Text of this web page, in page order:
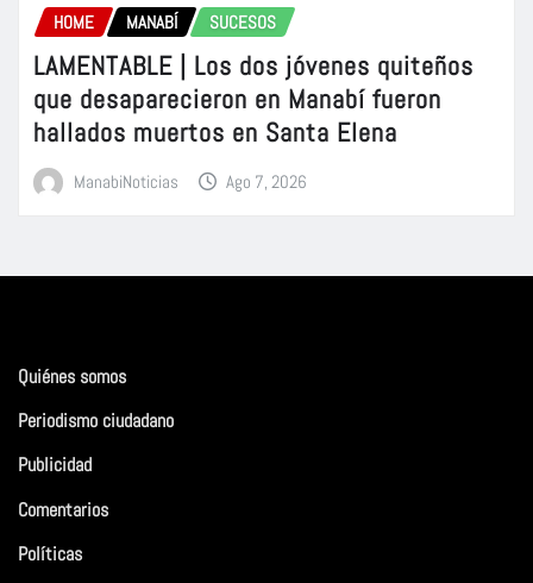
HOME MANABÍ SUCESOS
LAMENTABLE | Los dos jóvenes quiteños
que desaparecieron en Manabí fueron
hallados muertos en Santa Elena
ManabiNoticias Ago 7, 2026
Quiénes somos
Periodismo ciudadano
Publicidad
Comentarios
Políticas